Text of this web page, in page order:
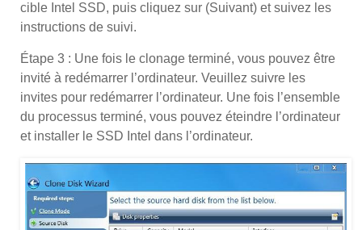
cible Intel SSD, puis cliquez sur (Suivant) et suivez les
instructions de suivi.
Étape 3 : Une fois le clonage terminé, vous pouvez être
invité à redémarrer l’ordinateur. Veuillez suivre les
invites pour redémarrer l’ordinateur. Une fois l’ensemble
du processus terminé, vous pouvez éteindre l’ordinateur
et installer le SSD Intel dans l’ordinateur.